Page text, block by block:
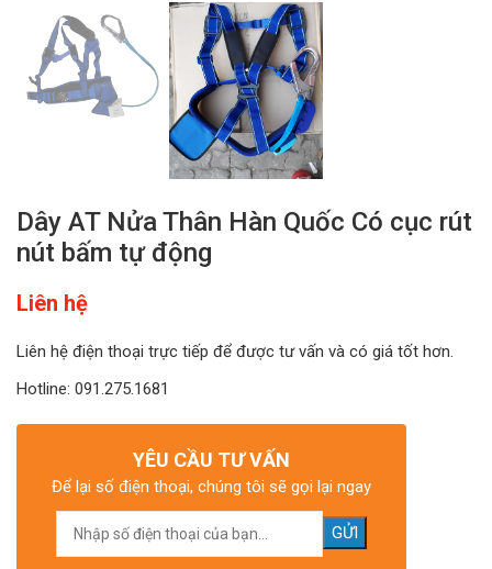
Dây AT Nửa Thân Hàn Quốc Có cục rút
nút bấm tự động
Liên hệ
Liên hệ điện thoại trực tiếp để được tư vấn và có giá tốt hơn.
Hotline: 091.275.1681
YÊU CẦU TƯ VẤN
Để lại số điện thoại, chúng tôi sẽ gọi lại ngay